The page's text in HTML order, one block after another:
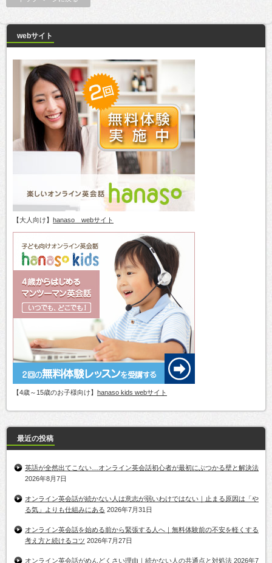
webサイト
【大人向け】 hanaso webサイト
【4歳～15歳のお子様向け】 hanaso kids webサイト
最近の投稿
英語が全然出てこない…オンライン英会話初心者が最初にぶつかる壁と解決法
2026年8月7日
オンライン英会話が続かない人は意志が弱いわけではない｜止まる原因は「や
る気」よりも仕組みにある 2026年7月31日
オンライン英会話を始める前から緊張する人へ｜無料体験前の不安を軽くする
考え方と続けるコツ 2026年7月27日
オンライン英会話がめんどくさい理由｜続かない人の共通点と対処法 2026年7